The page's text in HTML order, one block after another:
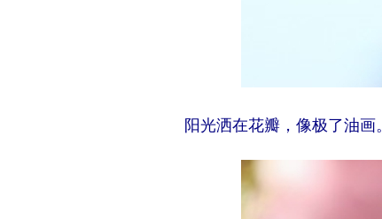
阳光洒在花瓣，像极了油画。